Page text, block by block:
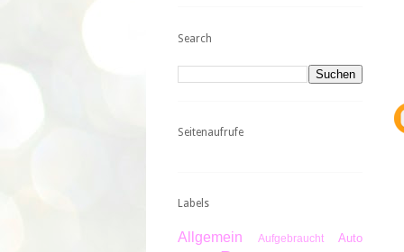
Search
Seitenaufrufe
Labels
Allgemein Aufgebraucht Auto